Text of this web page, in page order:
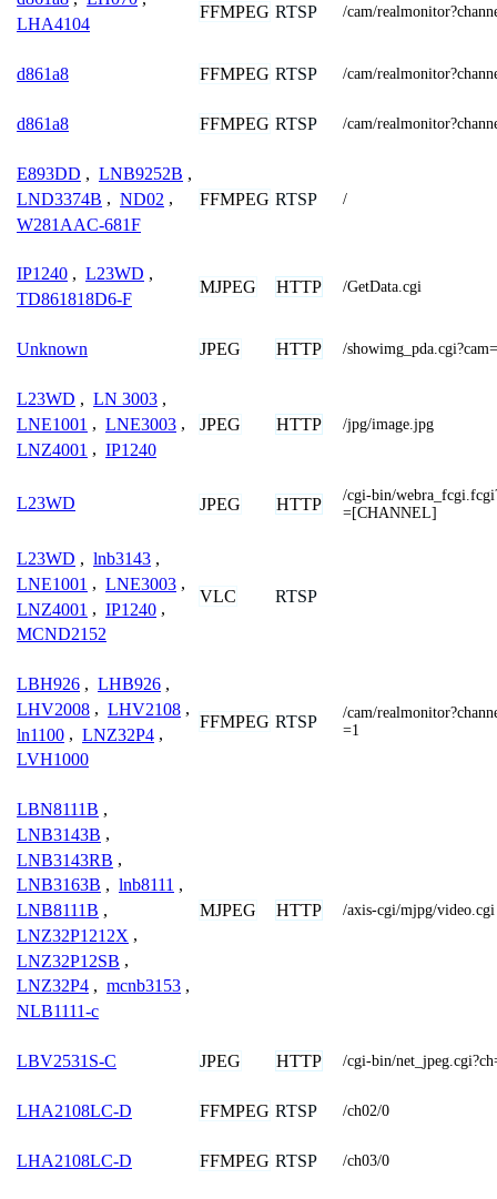
LHA4104
FFMPEG RTSP /cam/
d861a8 FFMPEG RTSP /cam/
d861a8 FFMPEG RTSP /cam/
E893DD , LNB9252B ,
LND3374B , ND02 ,
W281AAC-681F
FFMPEG RTSP /
IP1240 , L23WD ,
TD861818D6-F
MJPEG HTTP /GetData.cgi
Unknown JPEG HTTP /
L23WD , LN 3003 ,
LNE1001 , LNE3003 ,
LNZ4001 , IP1240
JPEG HTTP /jpg/image.jpg
L23WD JPEG HTTP
/cgi-bin/
=[CHANNEL]
L23WD , lnb3143 ,
LNE1001 , LNE3003 ,
LNZ4001 , IP1240 ,
MCND2152
VLC RTSP
LBH926 , LHB926 ,
LHV2008 , LHV2108 ,
ln1100 , LNZ32P4 ,
LVH1000
FFMPEG RTSP
/cam/
=1
LBN8111B ,
LNB3143B ,
LNB3143RB ,
LNB3163B , lnb8111 ,
LNB8111B ,
LNZ32P1212X ,
LNZ32P12SB ,
LNZ32P4 , mcnb3153 ,
NLB1111-c
MJPEG HTTP /axis-cgi/mjpg/video.cgi
LBV2531S-C JPEG HTTP /cgi-bin/
LHA2108LC-D FFMPEG RTSP /ch02/0
LHA2108LC-D FFMPEG RTSP /ch03/0